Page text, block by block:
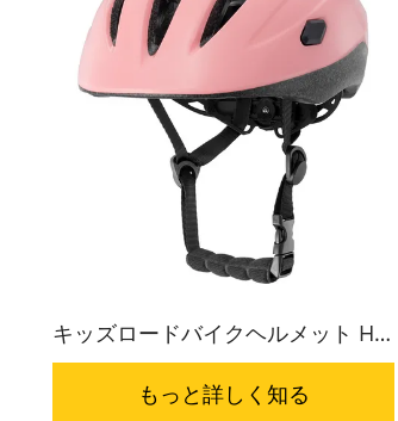
キッズロードバイクヘルメット HC-
059
もっと詳しく知る